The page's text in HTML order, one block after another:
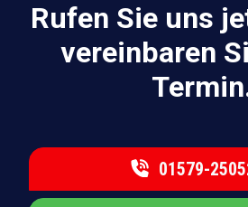
Rufen Sie uns
vereinbaren
01579-